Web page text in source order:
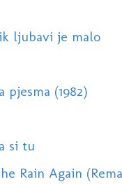
ljubavi je malo
(1982)
si tu
Rain Again